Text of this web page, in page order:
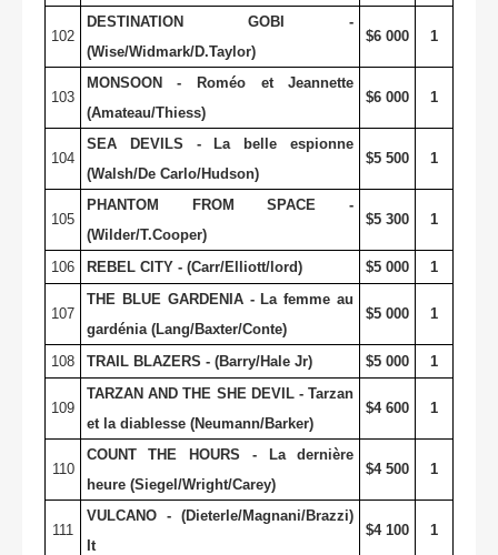
102
DESTINATION GOBI -
(Wise/Widmark/D.Taylor)
$6 000 1
103
MONSOON - Roméo et Jeannette
(Amateau/Thiess)
$6 000 1
104
SEA DEVILS - La belle espionne
(Walsh/De Carlo/Hudson)
$5 500 1
105
PHANTOM FROM SPACE -
(Wilder/T.Cooper)
$5 300 1
106 REBEL CITY - (Carr/Elliott/lord) $5 000 1
107
THE BLUE GARDENIA - La femme au
gardénia (Lang/Baxter/Conte)
$5 000 1
108 TRAIL BLAZERS - (Barry/Hale Jr) $5 000 1
109
TARZAN AND THE SHE DEVIL - Tarzan
et la diablesse (Neumann/Barker)
$4 600 1
110
COUNT THE HOURS - La dernière
heure (Siegel/Wright/Carey)
$4 500 1
111
VULCANO - (Dieterle/Magnani/Brazzi)
It
$4 100 1